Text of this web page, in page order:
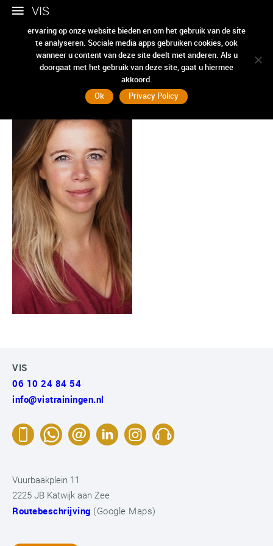
VIS
Foto Jolanda
VIS
06 10 24 84 54
info@vistrainingen.nl
Vuurbaakplein 11
2225 JB Katwijk aan Zee
Routebeschrijving (Google Maps)
Wij gebruiken cookies om ervoor te zorgen dat we u de beste
ervaring op onze website bieden en om het gebruik van de site
te analyseren. Sociale media apps gebruiken cookies, ook
wanneer u content van deze site deelt met anderen. Als u
doorgaat met het gebruik van deze site, gaat u hiermee
akkoord.
Ok
Privacy Policy